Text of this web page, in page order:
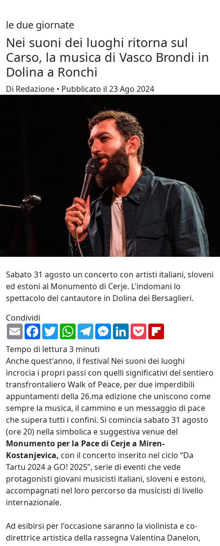
le due giornate
Nei suoni dei luoghi ritorna sul
Carso, la musica di Vasco Brondi in
Dolina a Ronchi
Di Redazione • Pubblicato il 23 Ago 2024
Sabato 31 agosto un concerto con artisti italiani, sloveni
ed estoni al Monumento di Cerje. L'indomani lo
spettacolo del cantautore in Dolina dei Bersaglieri.
Condividi
EmailFacebook
TwitterWhatsApp
TelegramMessenger
LinkedIn
Pocket
Tempo di lettura 3 minuti
Anche quest'anno, il festival Nei suoni dei luoghi
incrocia i propri passi con quelli significativi del sentiero
transfrontaliero Walk of Peace, per due imperdibili
appuntamenti della 26.ma edizione che uniscono come
sempre la musica, il cammino e un messaggio di pace
che supera tutti i confini. Si comincia sabato 31 agosto
(ore 20) nella simbolica e suggestiva venue del
Monumento per la Pace di Cerje a Miren-
Kostanjevica, con il concerto inserito nel ciclo “Da
Tartu 2024 a GO! 2025”, serie di eventi che vede
protagonisti giovani musicisti italiani, sloveni e estoni,
accompagnati nel loro percorso da musicisti di livello
internazionale.
Ad esibirsi per l'occasione saranno la violinista e co-
direttrice artistica della rassegna Valentina Danelon,